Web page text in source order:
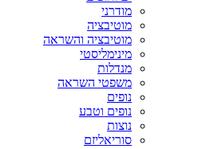
מודרני
מוטיבציה
מוטיבציה והשראה
מינימליסטי
מנדלות
משפטי השראה
נופים
נופים וטבע
נוצות
סוריאליזם